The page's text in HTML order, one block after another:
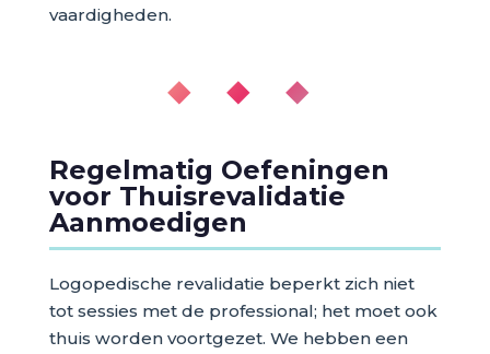
vaardigheden.
◆ ◆ ◆
Regelmatig Oefeningen
voor Thuisrevalidatie
Aanmoedigen
Logopedische revalidatie beperkt zich niet
tot sessies met de professional; het moet ook
thuis worden voortgezet. We hebben een